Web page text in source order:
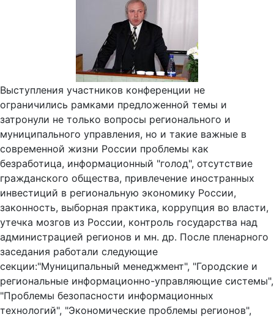
Выступления участников конференции не
ограничились рамками предложенной темы и
затронули не только вопросы регионального и
муниципального управления, но и такие важные в
современной жизни России проблемы как
безработица, информационный "голод", отсутствие
гражданского общества, привлечение иностранных
инвестиций в региональную экономику России,
законность, выборная практика, коррупция во власти,
утечка мозгов из России, контроль государства над
администрацией регионов и мн. др. После пленарного
заседания работали следующие
секции:"Муниципальный менеджмент", "Городские и
региональные информационно-управляющие системы",
"Проблемы безопасности информационных
технологий", "Экономические проблемы регионов",